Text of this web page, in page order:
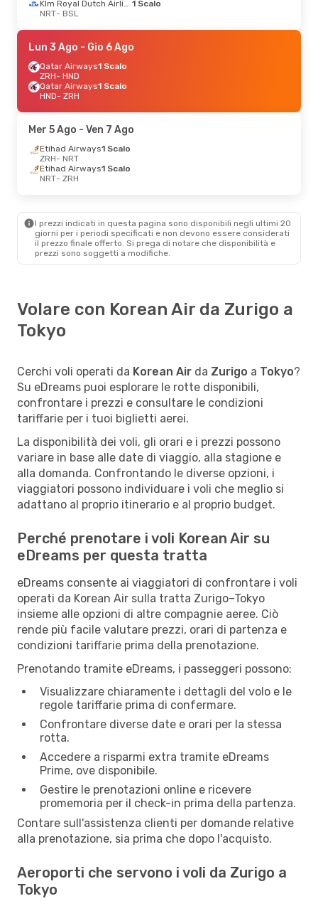
Klm Royal Dutch Airlines 1 Scalo
NRT- BSL
Lun 3 Ago - Gio 6 Ago
Qatar Airways1 Scalo
ZRH- HND
Qatar Airways1 Scalo
HND- ZRH
Mer 5 Ago - Ven 7 Ago
Etihad Airways1 Scalo
ZRH- NRT
Etihad Airways1 Scalo
NRT- ZRH
I prezzi indicati in questa pagina sono disponibili negli ultimi 20
giorni per i periodi specificati e non devono essere considerati
il ​​prezzo finale offerto. Si prega di notare che disponibilità e
prezzi sono soggetti a modifiche.
Volare con Korean Air da Zurigo a
Tokyo
Cerchi voli operati da Korean Air da Zurigo a Tokyo?
Su eDreams puoi esplorare le rotte disponibili,
confrontare i prezzi e consultare le condizioni
tariffarie per i tuoi biglietti aerei.
La disponibilità dei voli, gli orari e i prezzi possono
variare in base alle date di viaggio, alla stagione e
alla domanda. Confrontando le diverse opzioni, i
viaggiatori possono individuare i voli che meglio si
adattano al proprio itinerario e al proprio budget.
Perché prenotare i voli Korean Air su
eDreams per questa tratta
eDreams consente ai viaggiatori di confrontare i voli
operati da Korean Air sulla tratta Zurigo–Tokyo
insieme alle opzioni di altre compagnie aeree. Ciò
rende più facile valutare prezzi, orari di partenza e
condizioni tariffarie prima della prenotazione.
Prenotando tramite eDreams, i passeggeri possono:
Visualizzare chiaramente i dettagli del volo e le
regole tariffarie prima di confermare.
Confrontare diverse date e orari per la stessa
rotta.
Accedere a risparmi extra tramite eDreams
Prime, ove disponibile.
Gestire le prenotazioni online e ricevere
promemoria per il check-in prima della partenza.
Contare sull'assistenza clienti per domande relative
alla prenotazione, sia prima che dopo l'acquisto.
Aeroporti che servono i voli da Zurigo a
Tokyo